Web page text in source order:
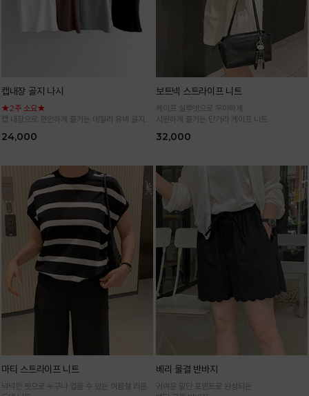
캡내장 골지 나시
★2주 소요★
캡 내장으로 편안하게 즐기는 데일리 유넥 골지
24,000
보트넥 스트라이프 니트
케이프 실루엣으로 우아하게
시원하게 즐기는 단가라 케이프 니트
32,000
마티 스트라이프 니트
넉넉한 핏으로 누구나 입을 수 있는 여름철 라운
베리 물결 반바지
귀여운 밑단 포인트로 완성되는